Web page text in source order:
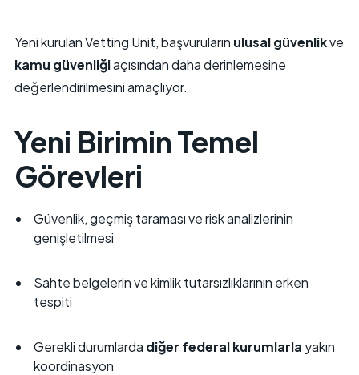
Yeni kurulan Vetting Unit, başvuruların ulusal güvenlikve
kamu güvenliğiaçısından daha derinlemesine
değerlendirilmesini amaçlıyor.
Yeni Birimin Temel
Görevleri
Güvenlik, geçmiş taraması ve risk analizlerinin
genişletilmesi
Sahte belgelerin ve kimlik tutarsızlıklarının erken
tespiti
Gerekli durumlarda diğer federal kurumlarla yakın
koordinasyon